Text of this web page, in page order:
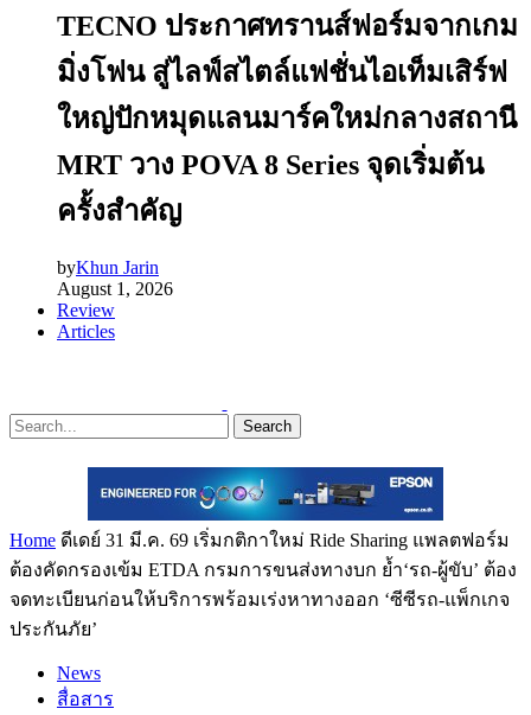
TECNO ประกาศทรานส์ฟอร์มจากเกม
มิ่งโฟน สู่ไลฟ์สไตล์แฟชั่นไอเท็มเสิร์ฟ
ใหญ่ปักหมุดแลนมาร์คใหม่กลางสถานี
MRT วาง POVA 8 Series จุดเริ่มต้น
ครั้งสำคัญ
byKhun Jarin
August 1, 2026
Review
Articles
Search
Home ดีเดย์ 31 มี.ค. 69 เริ่มกติกาใหม่ Ride Sharing แพลตฟอร์ม
ต้องคัดกรองเข้ม ETDA กรมการขนส่งทางบก ย้ำ‘รถ-ผู้ขับ’ ต้อง
จดทะเบียนก่อนให้บริการพร้อมเร่งหาทางออก ‘ซีซีรถ-แพ็กเกจ
ประกันภัย’
News
สื่อสาร